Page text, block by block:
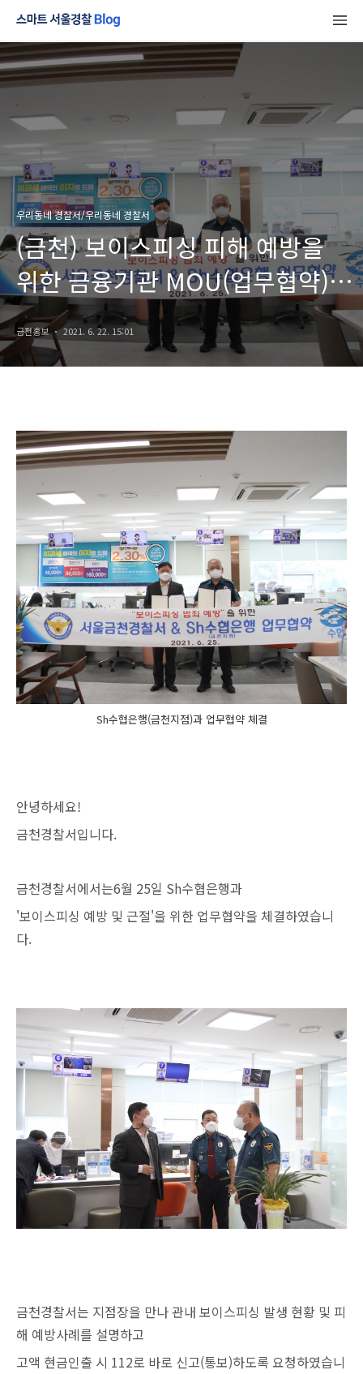
우리동네 경찰서/우리동네 경찰서
(금천) 보이스피싱 피해 예방을
위한 금융기관 MOU(업무협약)
체결
금천홍보 2021. 6. 22. 15:01
Sh수협은행(금천지점)과 업무협약 체결
안녕하세요!
금천경찰서입니다.
금천경찰서에서는6월 25일 Sh수협은행과
'보이스피싱 예방 및 근절'을 위한 업무협약을 체결하였습니
다.
금천경찰서는 지점장을 만나 관내 보이스피싱 발생 현황 및 피
해 예방사례를 설명하고
고액 현금인출 시 112로 바로 신고(통보)하도록 요청하였습니